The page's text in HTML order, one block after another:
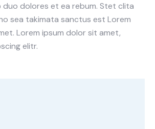
dolores et ea rebum. Stet clita
sea takimata sanctus est Lorem
Lorem ipsum dolor sit amet,
elitr.